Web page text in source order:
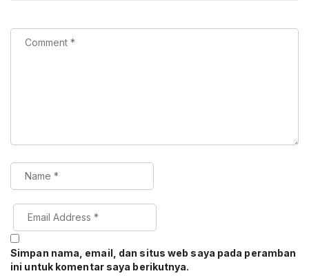
Simpan nama, email, dan situs web saya pada peramban
ini untuk komentar saya berikutnya.